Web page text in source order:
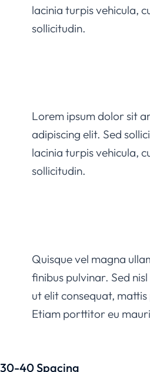
lacinia turpis vehicula,
sollicitudin.
Lorem ipsum dolor sit
adipiscing elit. Sed
lacinia turpis vehicula,
sollicitudin.
Quisque vel magna
finibus pulvinar. Sed
ut elit consequat, mattis
Etiam porttitor eu
30-40 Spacing